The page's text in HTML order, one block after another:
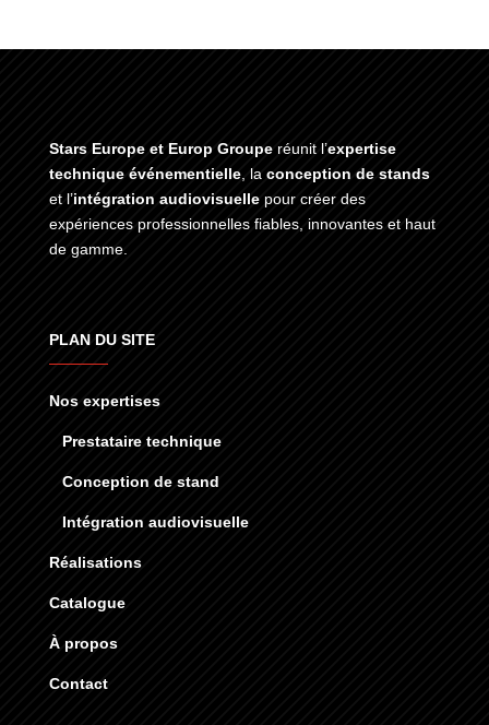
Stars Europe et Europ Groupe réunit l’expertise
technique événementielle, la conception de stands
et l’intégration audiovisuellepour créer des
expériences professionnelles fiables, innovantes et haut
de gamme.
PLAN DU SITE
Nos expertises
Prestataire technique
Conception de stand
Intégration audiovisuelle
Réalisations
Catalogue
À propos
Contact